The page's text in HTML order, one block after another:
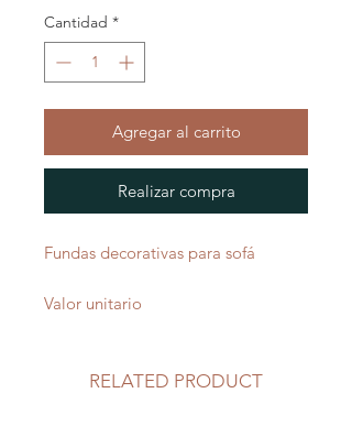
Cantidad *
Agregar al carrito
Realizar compra
Fundas decorativas para sofá
Valor unitario
RELATED PRODUCT